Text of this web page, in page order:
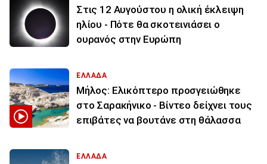
Στις 12 Αυγούστου η ολική έκλειψη
ηλίου - Πότε θα σκοτεινιάσει ο
ουρανός στην Ευρώπη
ΕΛΛΑΔΑ
Μήλος: Ελικόπτερο προσγειώθηκε
στο Σαρακήνικο - Βίντεο δείχνει τους
επιβάτες να βουτάνε στη θάλασσα
ΕΛΛΑΔΑ